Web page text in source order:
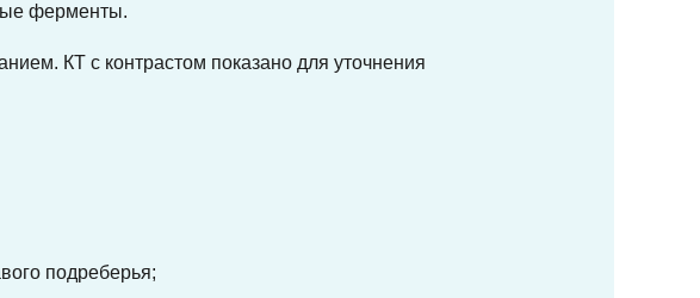
ферменты.
КТ с контрастом показано для уточнения
подреберья;